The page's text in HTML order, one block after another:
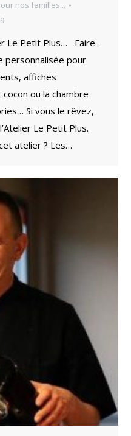
nos familles...
Le Petit Plus… Faire-
personnalisée pour
affiches
ou la chambre
Si vous le rêvez,
Le Petit Plus.
atelier ? Les…